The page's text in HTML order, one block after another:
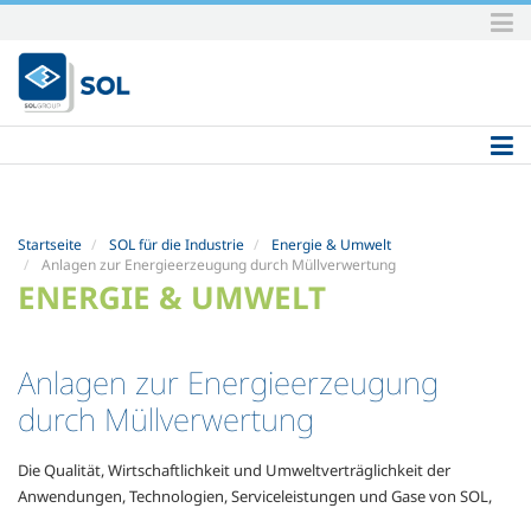
Direkt
zum
Inhalt
|
zur
Startseite SOL für die Industrie
Energie & Umwelt
Anlagen zur Energieerzeugung durch Müllverwertung
ENERGIE & UMWELT
Anlagen zur Energieerzeugung
durch Müllverwertung
Die Qualität, Wirtschaftlichkeit und Umweltverträglichkeit der
Anwendungen, Technologien, Serviceleistungen und Gase von SOL,